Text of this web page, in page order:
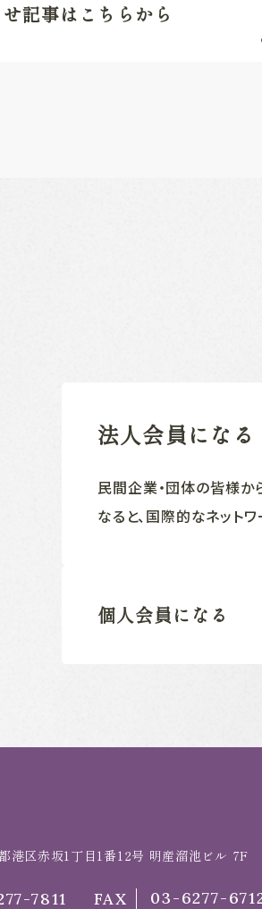
記事はこちらから
法人会員になる
民間企業‧団体の皆様か
なると、国際的なネット
個人会員になる
港区赤坂1丁目1番12号 明産溜池ビル 7F
7811 FAX 03-6277-